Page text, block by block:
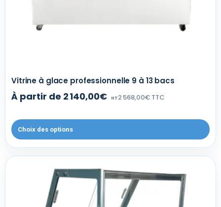
Vitrine à glace professionnelle 9 à 13 bacs
À partir de 2 140,00€ HT2 568,00€ TTC
Choix des options